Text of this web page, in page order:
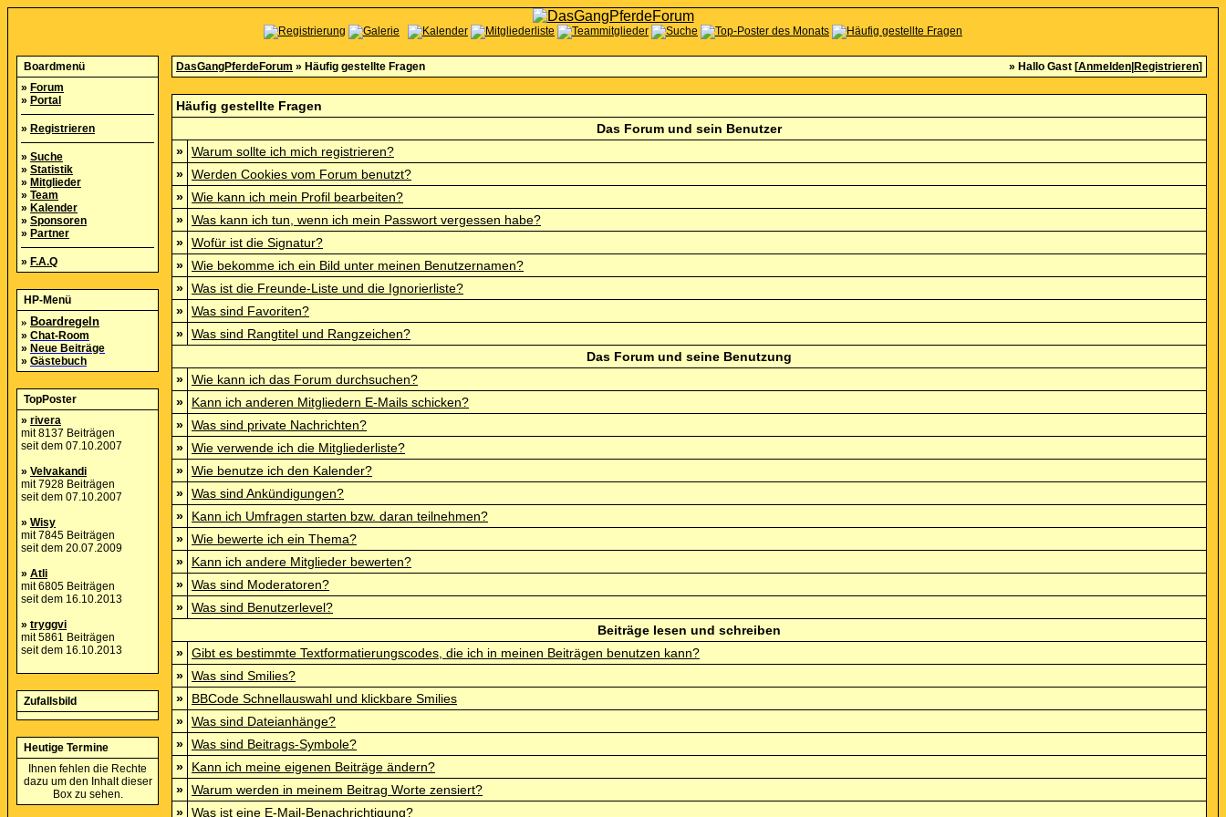
Boardmenü
» Forum
» Portal
» Registrieren
» Suche
» Statistik
» Mitglieder
» Team
» Kalender
» Sponsoren
» Partner
» F.A.Q
HP-Menü
» Boardregeln
» Chat-Room
» Neue Beiträge
» Gästebuch
TopPoster
» rivera
mit 8137 Beiträgen
seit dem 07.10.2007
» Velvakandi
mit 7928 Beiträgen
seit dem 07.10.2007
» Wisy
mit 7845 Beiträgen
seit dem 20.07.2009
» Atli
mit 6805 Beiträgen
seit dem 16.10.2013
» tryggvi
mit 5861 Beiträgen
seit dem 16.10.2013
Zufallsbild
Heutige Termine
Ihnen fehlen die Rechte
dazu um den Inhalt dieser
Box zu sehen.
DasGangPferdeForum » Häufig gestellte Fragen » Hallo Gast [Anmelden Registrieren]
Häufig gestellte Fragen
Das Forum und sein Benutzer
» Warum sollte ich mich registrieren?
» Werden Cookies vom Forum benutzt?
» Wie kann ich mein Profil bearbeiten?
» Was kann ich tun, wenn ich mein Passwort vergessen habe?
» Wofür ist die Signatur?
» Wie bekomme ich ein Bild unter meinen Benutzernamen?
» Was ist die Freunde-Liste und die Ignorierliste?
» Was sind Favoriten?
» Was sind Rangtitel und Rangzeichen?
Das Forum und seine Benutzung
» Wie kann ich das Forum durchsuchen?
»
Kann ich anderen Mitgliedern E-Mails schicken?
» Was sind private Nachrichten?
» Wie verwende ich die Mitgliederliste?
» Wie benutze ich den Kalender?
» Was sind Ankündigungen?
»
Kann ich Umfragen starten bzw. daran teilnehmen?
» Wie bewerte ich ein Thema?
»
Kann ich andere Mitglieder bewerten?
» Was sind Moderatoren?
» Was sind Benutzerlevel?
Beiträge lesen und schreiben
» Gibt es bestimmte Textformatierungscodes, die ich in meinen Beiträgen benutzen kann?
» Was sind Smilies?
»
BBCode Schnellauswahl und klickbare Smilies
» Was sind Dateianhänge?
» Was sind Beitrags-Symbole?
»
Kann ich meine eigenen Beiträge ändern?
» Warum werden in meinem Beitrag Worte zensiert?
» Was ist eine E-Mail-Benachrichtigung?